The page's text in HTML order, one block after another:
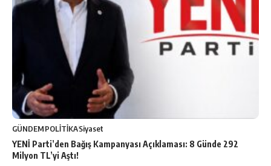
GÜNDEMPOLİTİKASiyaset
YENİ Parti’den Bağış Kampanyası Açıklaması: 8 Günde 292
Milyon TL’yi Aştı!